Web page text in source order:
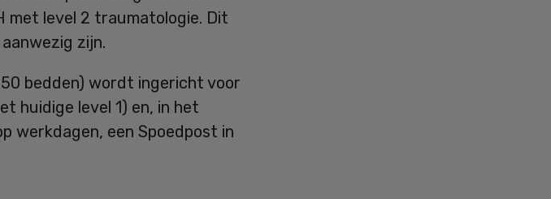
met level 2 traumatologie. Dit
zijn.
bedden) wordt ingericht voor
huidige level 1) en, in het
werkdagen, een Spoedpost in